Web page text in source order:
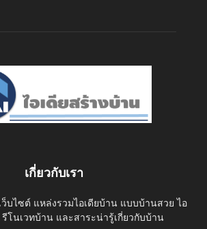
เกี่ยวกับเรา
บไซต์ แหล่งรวมไอเดียบ้าน แบบบ้านสวย ไอ
รีโนเวทบ้าน และสาระน่ารู้เกี่ยวกับบ้าน